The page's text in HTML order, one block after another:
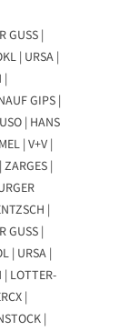
GUSS |
| URSA |
|
GIPS |
| HANS
| V+V |
ZARGES |
|
GUSS |
| URSA |
| LOTTER-
|
|